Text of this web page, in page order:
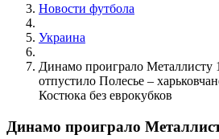
Новости футбола
Украина
Динамо проиграло Металлисту
отпустило Полесье –
Костюка без еврокубков
Динамо проиграло